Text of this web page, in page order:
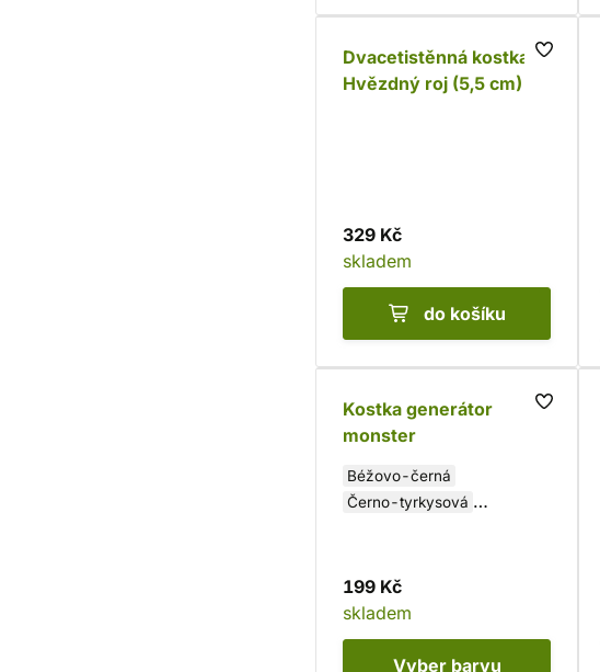
Dvacetistěnná kostka -
Hvězdný roj (5,5 cm)
329 Kč
skladem
do košíku
Kostka generátor
monster
Béžovo-černá
Černo-tyrkysová
199 Kč
skladem
Vyber barvu